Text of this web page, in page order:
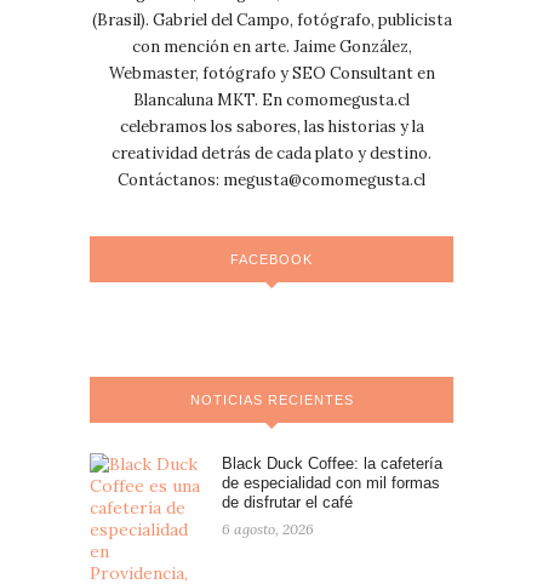
(Brasil). Gabriel del Campo, fotógrafo, publicista
con mención en arte. Jaime González,
Webmaster, fotógrafo y SEO Consultant en
Blancaluna MKT. En comomegusta.cl
celebramos los sabores, las historias y la
creatividad detrás de cada plato y destino.
Contáctanos: megusta@comomegusta.cl
FACEBOOK
NOTICIAS RECIENTES
Black Duck Coffee: la cafetería
de especialidad con mil formas
de disfrutar el café
6 agosto, 2026